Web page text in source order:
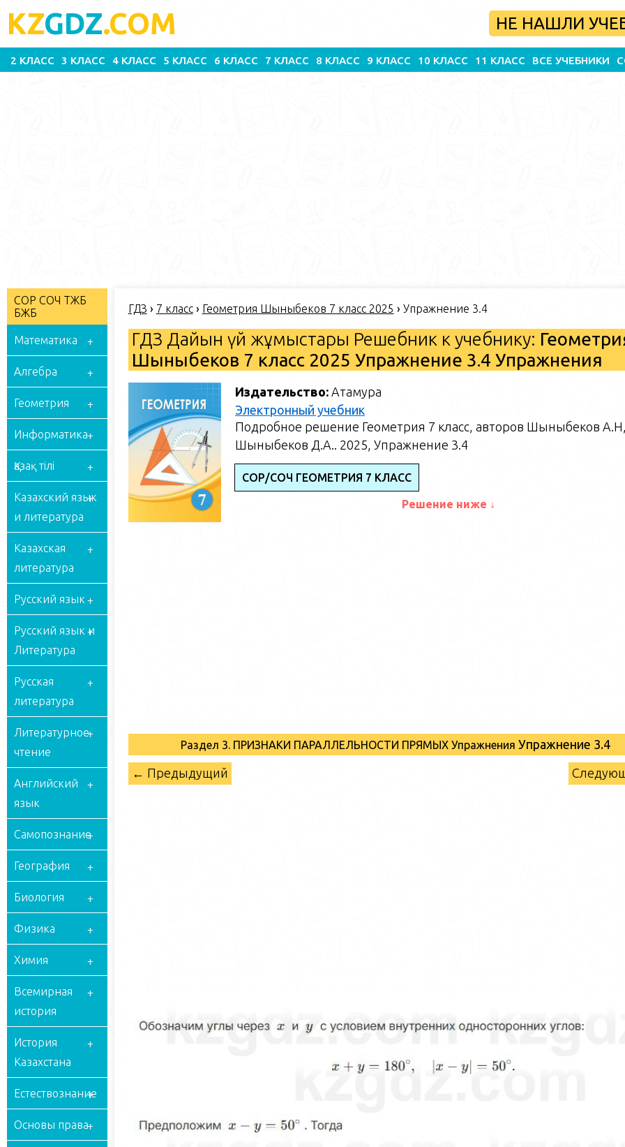
KZGDZ.COM НЕ НАШЛИ
2 КЛАСС 3 КЛАСС 4 КЛАСС 5 КЛАСС 6 КЛАСС 7 КЛАСС 8 КЛАСС 9 КЛАСС 10 КЛАСС 11 КЛАСС ВСЕ УЧЕБНИКИ
СОР СОЧ ТЖБ
БЖБ
Математика
Алгебра
Геометрия
Информатика
Қазақ тілі
Казахский язык
и литература
Казахская
литература
Русский язык
Русский язык и
Литература
Русская
литература
Литературное
чтение
Английский
язык
Самопознание
География
Биология
Физика
Химия
Всемирная
история
История
Казахстана
Естествознание
Основы права
ГДЗ › 7 класс› Геометрия Шыныбеков 7 класс 2025 › Упражнение 3.4
ГДЗ Дайын үй жұмыстары Решебник к учебнику:
Шыныбеков 7 класс 2025 Упражнение 3.4 Упражнения
Издательство: Атамура
Электронный учебник
Подробное решение Геометрия 7 класс, авторов Шыныбеков
Шыныбеков Д.А.. 2025, Упражнение 3.4
СОР/СОЧ ГЕОМЕТРИЯ 7 КЛАСС
Решение ниже ↓
Раздел 3. ПРИЗНАКИ ПАРАЛЛЕЛЬНОСТИ ПРЯМЫХ Упражнения Упражнение 3.4
← Предыдущий